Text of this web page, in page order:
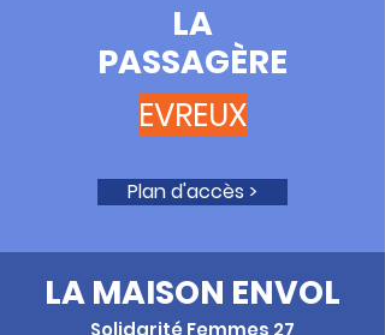
LA
PASSAGÈRE
EVREUX
Plan d'accès >
LA MAISON ENVOL
Solidarité Femmes 27